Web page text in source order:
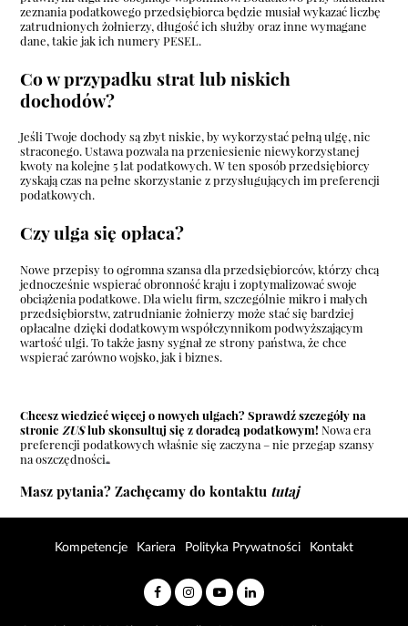
zeznania podatkowego przedsiębiorca będzie musiał wykazać liczbę
zatrudnionych żołnierzy, długość ich służby oraz inne wymagane
dane, takie jak ich numery PESEL.
Co w przypadku strat lub niskich
dochodów?
Jeśli Twoje dochody są zbyt niskie, by wykorzystać pełną ulgę, nic
straconego. Ustawa pozwala na przeniesienie niewykorzystanej
kwoty na kolejne 5 lat podatkowych. W ten sposób przedsiębiorcy
zyskają czas na pełne skorzystanie z przysługujących im preferencji
podatkowych.
Czy ulga się opłaca?
Nowe przepisy to ogromna szansa dla przedsiębiorców, którzy chcą
jednocześnie wspierać obronność kraju i zoptymalizować swoje
obciążenia podatkowe. Dla wielu firm, szczególnie mikro i małych
przedsiębiorstw, zatrudnianie żołnierzy może stać się bardziej
opłacalne dzięki dodatkowym współczynnikom podwyższającym
wartość ulgi. To także jasny sygnał ze strony państwa, że chce
wspierać zarówno wojsko, jak i biznes.
Chcesz wiedzieć więcej o nowych ulgach? Sprawdź szczegóły na
stronie ZUSlub skonsultuj się z doradcą podatkowym! Nowa era
preferencji podatkowych właśnie się zaczyna – nie przegap szansy
na oszczędności
Masz pytania? Zachęcamy do kontaktu tutaj
Kompetencje Kariera Polityka Prywatności Kontakt